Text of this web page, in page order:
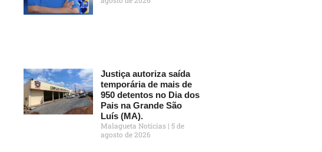
Justiça autoriza saída
temporária de mais de
950 detentos no Dia dos
Pais na Grande São
Luís (MA).
Malagueta Notícias 5 de
agosto de 2026